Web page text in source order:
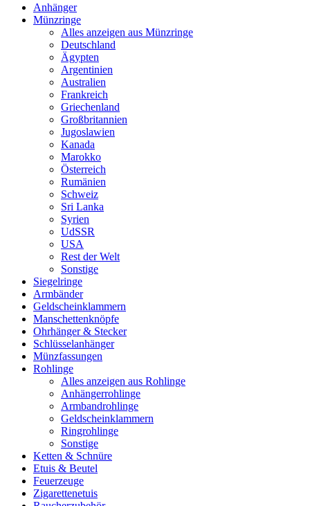
Anhänger
Münzringe
Alles anzeigen aus Münzringe
Deutschland
Ägypten
Argentinien
Australien
Frankreich
Griechenland
Großbritannien
Jugoslawien
Kanada
Marokko
Österreich
Rumänien
Schweiz
Sri Lanka
Syrien
UdSSR
USA
Rest der Welt
Sonstige
Siegelringe
Armbänder
Geldscheinklammern
Manschettenknöpfe
Ohrhänger & Stecker
Schlüsselanhänger
Münzfassungen
Rohlinge
Alles anzeigen aus Rohlinge
Anhängerrohlinge
Armbandrohlinge
Geldscheinklammern
Ringrohlinge
Sonstige
Ketten & Schnüre
Etuis & Beutel
Feuerzeuge
Zigarettenetuis